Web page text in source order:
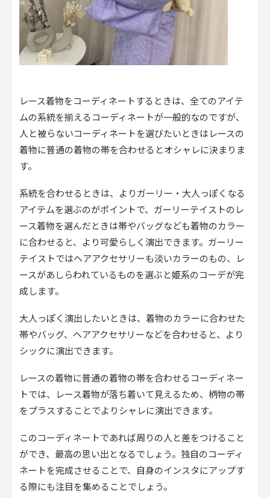
レース着物をコーディネートするときは、全てのアイテ
ムの系統を揃えるコーディネートが一般的なのですが、
人と被らないコーディネートを選びたいときはレースの
着物に普通の着物の帯を合わせるとオシャレに決まりま
す。
系統を合わせるときは、よりガーリー・大人っぽくなる
アイテムを選ぶのがポイントで、ガーリーテイストのレ
ース着物を選んだときは帯やバッグなども着物のカラー
に合わせると、より可愛らしく演出できます。ガーリー
テイストではヘアアクセサリーも淡いカラーのもの、レ
ースがあしらわれているものを選ぶと姫系のコーデが完
成します。
大人っぽく演出したいときは、着物のカラーに合わせた
帯やバッグ、ヘアアクセサリーなどを合わせると、より
シックに演出できます。
レースの着物に普通の着物の帯を合わせるコーディネー
トでは、レース着物が落ち着いて見えるため、柄物の帯
をプラスすることでよりシャレに演出できます。
このコーディネートであれば周りの人と差をつけること
ができ、最高の思い出となるでしょう。独自のコーディ
ネートを完成させることで、自身のインスタにアップす
る際にも注目を集めることでしょう。